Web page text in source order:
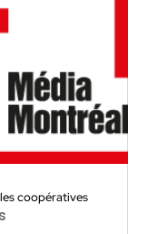
coopératives